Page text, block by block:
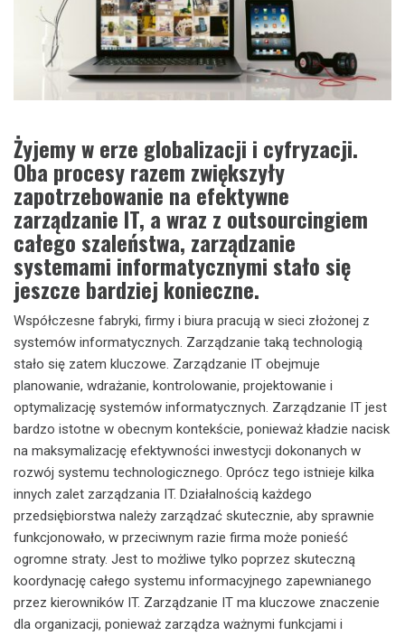
Żyjemy w erze globalizacji i cyfryzacji.
Oba procesy razem zwiększyły
zapotrzebowanie na efektywne
zarządzanie IT, a wraz z outsourcingiem
całego szaleństwa, zarządzanie
systemami informatycznymi stało się
jeszcze bardziej konieczne.
Współczesne fabryki, firmy i biura pracują w sieci złożonej z
systemów informatycznych. Zarządzanie taką technologią
stało się zatem kluczowe. Zarządzanie IT obejmuje
planowanie, wdrażanie, kontrolowanie, projektowanie i
optymalizację systemów informatycznych. Zarządzanie IT jest
bardzo istotne w obecnym kontekście, ponieważ kładzie nacisk
na maksymalizację efektywności inwestycji dokonanych w
rozwój systemu technologicznego. Oprócz tego istnieje kilka
innych zalet zarządzania IT. Działalnością każdego
przedsiębiorstwa należy zarządzać skutecznie, aby sprawnie
funkcjonowało, w przeciwnym razie firma może ponieść
ogromne straty. Jest to możliwe tylko poprzez skuteczną
koordynację całego systemu informacyjnego zapewnianego
przez kierowników IT. Zarządzanie IT ma kluczowe znaczenie
dla organizacji, ponieważ zarządza ważnymi funkcjami i